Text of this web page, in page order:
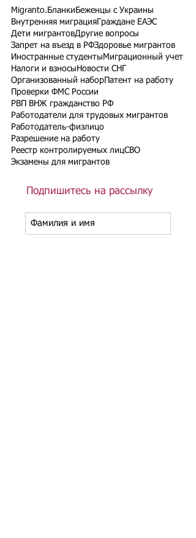
Migranto.Бланки Беженцы с Украины
Внутренняя миграцияГраждане ЕАЭС
Дети мигрантовДругие вопросы
Запрет на въезд в РФЗдоровье мигрантов
Иностранные студенты Миграционный учет
Налоги и взносы Новости СНГ
Организованный наборПатент на работу
Проверки ФМС России
РВП ВНЖ гражданство РФ
Работодатели для трудовых мигрантов
Работодатель-физлицо
Разрешение на работу
Реестр контролируемых лицСВО
Экзамены для мигрантов
Подпишитесь на рассылку